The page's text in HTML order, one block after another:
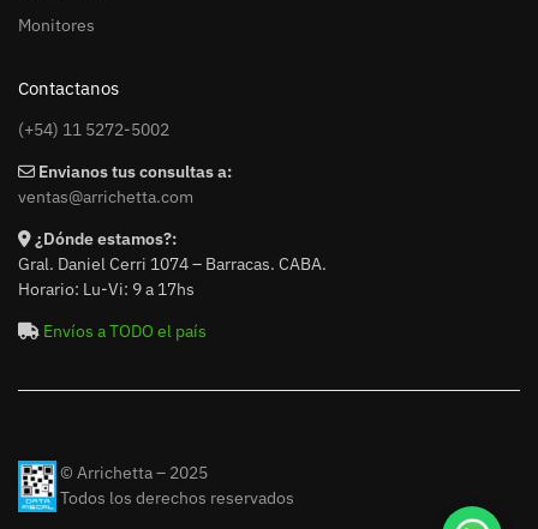
Monitores
Contactanos
(+54) 11 5272-5002
Envianos tus consultas a:
ventas@arrichetta.com
¿Dónde estamos?:
Gral. Daniel Cerri 1074 – Barracas. CABA.
Horario: Lu-Vi: 9 a 17hs
Envíos a TODO el país
© Arrichetta – 2025
Todos los derechos reservados